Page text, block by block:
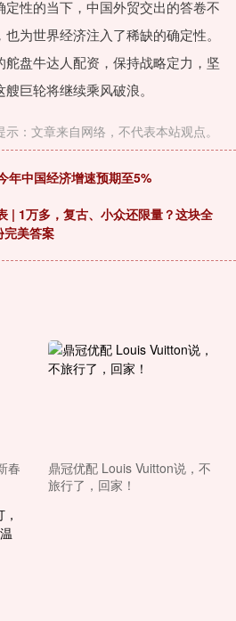
性的当下，中国外贸交出的答卷不
为世界经济注入了稀缺的确定性。
盘牛达人配资，保持战略定力，坚
巨轮将继续乘风破浪。
示：文章来自网络，不代表本站观点。
年中国经济增速预期至5%
| 1万多，复古、小众还限量？这块全
完美答案
春
鼎冠优配 Louis Vuitton说，不
旅行了，回家！